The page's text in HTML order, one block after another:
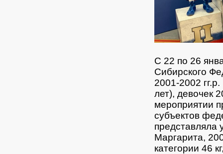
С 22 по 26
Сибирского
2001-2002
лет), девочек
мероприятии
субъектов
представляла
Маргарита,
категории 46